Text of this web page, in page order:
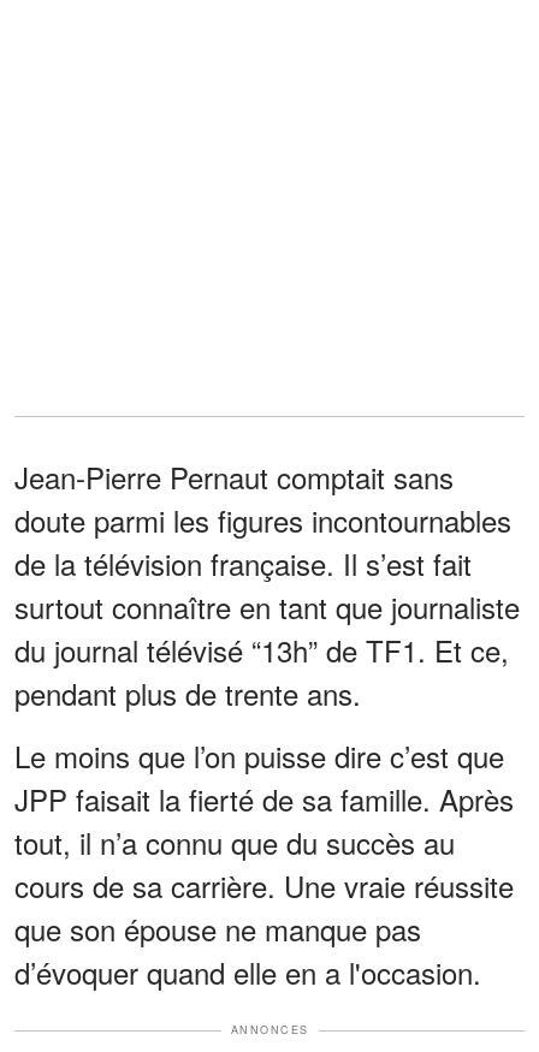
Jean-Pierre Pernaut comptait sans
doute parmi les figures incontournables
de la télévision française. Il s’est fait
surtout connaître en tant que journaliste
du journal télévisé “13h” de TF1. Et ce,
pendant plus de trente ans.
Le moins que l’on puisse dire c’est que
JPP faisait la fierté de sa famille. Après
tout, il n’a connu que du succès au
cours de sa carrière. Une vraie réussite
que son épouse ne manque pas
d’évoquer quand elle en a l'occasion.
ANNONCES